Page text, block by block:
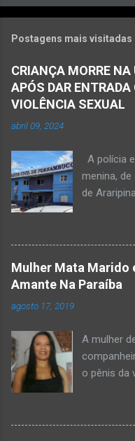
Postagens mais visitadas
CRIANÇA MORRE NA
APÓS DAR
VIOLÊNCIA SEXUAL
abril 09, 2024
A polícia
menina,
de
morte a
feira (8),
possível
na UPA
vítima
e
e vaginal.
sinais de
levaram a
Mulher Mata Marido
Amante Na Paraíba
agosto 17, 2019
A mulher
o pênis da
da
Kelsen